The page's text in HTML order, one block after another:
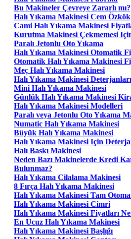
Bu Makineler Çevreye Zararlı mı?
Halı Yıkama Makinesi Cem Özkök
Cami Halı Yıkama Makinesi
Kurutma Makinesi Çekmemesi
Paralı Jetonlu Oto Yıkama
Halı Yıkama Makinesi Otomatik
Otomatik Halı Yıkama Makinesi
Meç Halı Yıkama Makinesi
Halı Yıkama Makinesi Deterjanları
Mini Halı Yıkama Makinesi
Günlük Halı Yıkama Makinesi
Halı Yıkama Makinesi Modelleri
Paralı veya Jetonlu Oto Yıkama
Numatic Halı Yıkama Makinesi
Büyük Halı Yıkama Makinesi
Halı Yıkama Makinesi Için
Halı Baskı Makinesi
Neden Bazı Makinelerde Kredi
Bulunmaz?
Halı Yıkama Cilalama Makinesi
8 Fırça Halı Yıkama Makinesi
Halı Yıkama Makinesi Tam
Halı Yıkama Makinesi Cimri
Halı Yıkama Makinesi Fiyatları
En Ucuz Halı Yıkama Makinesi
Halı Yıkama Makinesi Başlığı